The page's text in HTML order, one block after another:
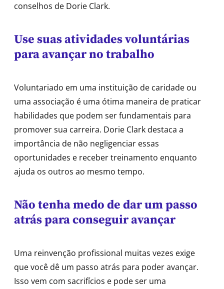
conselhos de Dorie Clark.
Use suas atividades voluntárias
para avançar no trabalho
Voluntariado em uma instituição de caridade ou
uma associação é uma ótima maneira de praticar
habilidades que podem ser fundamentais para
promover sua carreira. Dorie Clark destaca a
importância de não negligenciar essas
oportunidades e receber treinamento enquanto
ajuda os outros ao mesmo tempo.
Não tenha medo de dar um passo
atrás para conseguir avançar
Uma reinvenção profissional muitas vezes exige
que você dê um passo atrás para poder avançar.
Isso vem com sacrifícios e pode ser uma